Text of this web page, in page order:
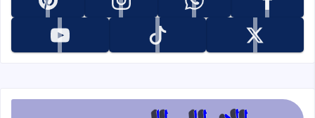
تابعنا على facebook تابعنا على whatsapp تابعنا على instagram تابعنا على pinterest
تابعنا على x تابعنا على tiktok تابعنا على youtube